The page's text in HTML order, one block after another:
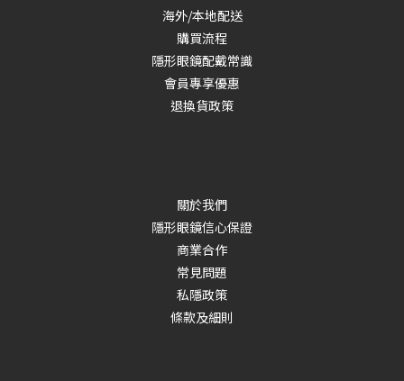
海外/本地配送
購買流程
隱形眼鏡配戴常識
會員專享優惠
退換貨政策
關於我們
隱形眼鏡信心保證
商業合作
常見問題
私隱政策
條款及細則